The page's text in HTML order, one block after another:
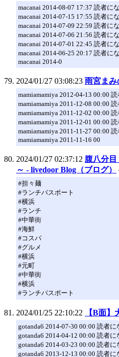
macanai 2014-08-07 17:37 読者に
macanai 2014-07-15 17:55 読者に
macanai 2014-07-09 22:59 読者に
macanai 2014-07-06 21:56 読者に
macanai 2014-07-01 22:45 読者に
macanai 2014-06-25 20:17 読者に
macanai 2014-0
2024/01/27 03:08:23 雨宮まみ
mamiamamiya 2012-04-13 00:00
mamiamamiya 2011-12-08 00:00
mamiamamiya 2011-12-02 00:00
mamiamamiya 2011-12-01 00:00
mamiamamiya 2011-11-27 00:00
mamiamamiya 2011-11-16 00
2024/01/27 02:37:12 腹八分
～ - livedoor Blog（ブログ）
#担々麺
#ランチバスポート
#横浜
#ランチ
#中華街
#海鮮
#コスパ
#グルメ
#横浜
#元町
#中華街
#横浜
#ランチパスポート
2024/01/25 22:10:22 【B面】
gotanda6 2014-07-30 00:00 読者に
gotanda6 2014-04-12 00:00 読者に
gotanda6 2014-03-23 00:00 読者に
gotanda6 2013-12-13 00:00 読者に